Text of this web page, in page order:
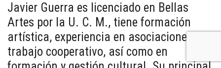
Javier Guerra es licenciado en Bellas
Artes por la U. C. M., tiene formación
artística, experiencia en asociaciones y
trabajo cooperativo, así como en